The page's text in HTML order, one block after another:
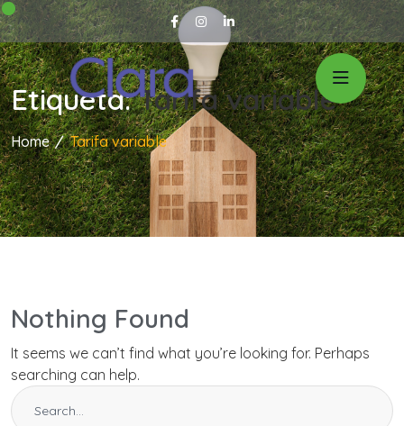
Etiqueta:Tarifa variable
Home Tarifa variable
Nothing Found
It seems we can’t find what you’re looking for. Perhaps
searching can help.